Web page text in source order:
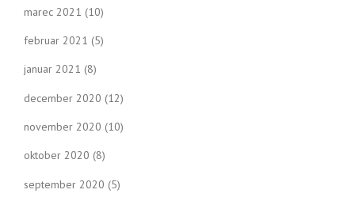
marec 2021 (10)
februar 2021 (5)
januar 2021 (8)
december 2020 (12)
november 2020 (10)
oktober 2020 (8)
september 2020 (5)